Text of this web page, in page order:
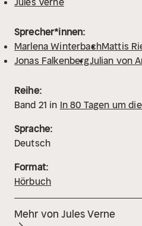
Sprecher*innen:
Marlena WinterbachMattis
Jonas FalkenbergJulian von
Reihe:
Band 21 in In 80 Tagen um
Sprache:
Deutsch
Format:
Hörbuch
Mehr von Jules Verne